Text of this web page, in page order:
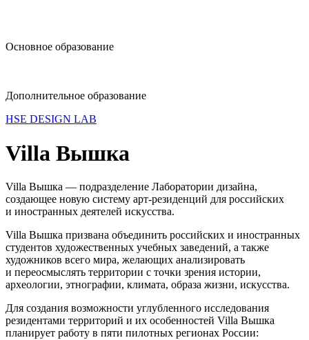
Основное образование
Дополнительное образование
HSE DESIGN LAB
Villa Вышка
Villa Вышка — подразделение Лаборатории дизайна,
создающее новую систему арт-резиденций для российских
и иностранных деятелей искусства.
Villa Вышка призвана объединить российских и иностранных
студентов художественных учебных заведений, а также
художников всего мира, желающих анализировать
и переосмыслять территории с точки зрения истории,
археологии, этнографии, климата, образа жизни, искусства.
Для создания возможности углубленного исследования
резидентами территорий и их особенностей Villa Вышка
планирует работу в пяти пилотных регионах России: